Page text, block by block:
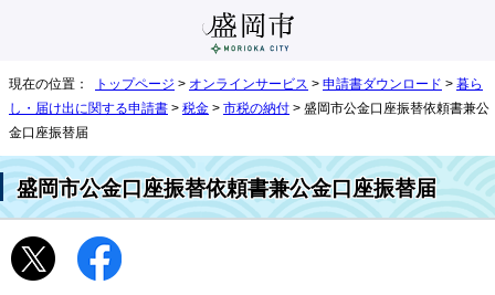
現在の位置： トップページ > オンラインサービス > 申請書ダウンロード > 暮ら
し・届け出に関する申請書 > 税金 > 市税の納付 > 盛岡市公金口座振替依頼書兼公
金口座振替届
盛岡市公金口座振替依頼書兼公金口座振替届